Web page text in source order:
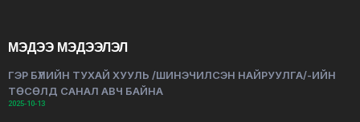
МЭДЭЭ МЭДЭЭЛЭЛ
ГЭР БҮЛИЙН ТУХАЙ ХУУЛЬ /ШИНЭЧИЛСЭН НАЙРУУЛГА/-ИЙН
ТӨСӨЛД САНАЛ АВЧ БАЙНА
2025-10-13